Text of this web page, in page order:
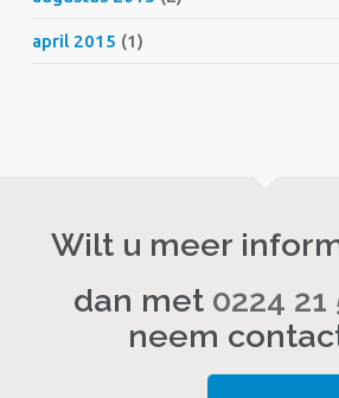
april 2015 (1)
Wilt u meer
dan met 0224 21
neem